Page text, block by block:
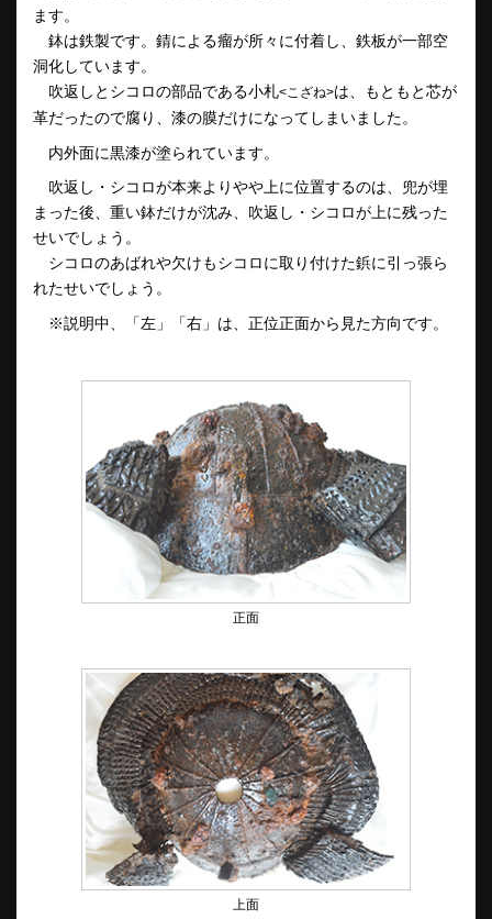
ます。
鉢は鉄製です。錆による瘤が所々に付着し、鉄板が一部空
洞化しています。
吹返しとシコロの部品である小札<こざね>は、もともと芯が
革だったので腐り、漆の膜だけになってしまいました。
内外面に黒漆が塗られています。
吹返し・シコロが本来よりやや上に位置するのは、兜が埋
まった後、重い鉢だけが沈み、吹返し・シコロが上に残った
せいでしょう。
シコロのあばれや欠けもシコロに取り付けた鋲に引っ張ら
れたせいでしょう。
※説明中、「左」「右」は、正位正面から見た方向です。
正面
上面